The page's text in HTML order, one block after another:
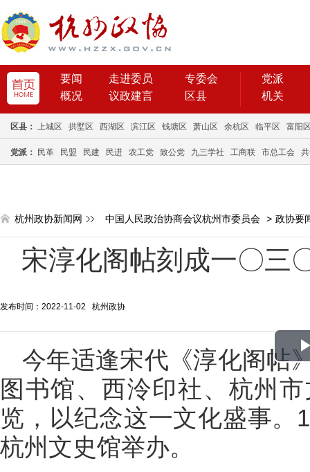
要闻 走进委员
专委会
概况
议政建言 区县
党派
机关
区县： 上城区 拱墅区 西湖区 滨江区 钱塘区 萧山区 余杭区 临平区 富阳
党派： 民革 民盟 民建 民进 农工党 致公党 九三学社 工商联 市总工会
杭州政协新闻网 中国人民政治协商会议杭州市委员会 > 政协要
宋淳化阁帖刻成一〇三
发布时间：2022-11-02 杭州政协
今年适逢宋代《淳化阁帖
图书馆、西泠印社、杭州
览，以纪念这一文化盛事。
杭州文史馆举办。